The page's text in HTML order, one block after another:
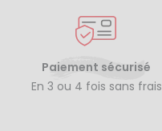
Paiement sécurisé
En 3 ou 4 fois sans frais